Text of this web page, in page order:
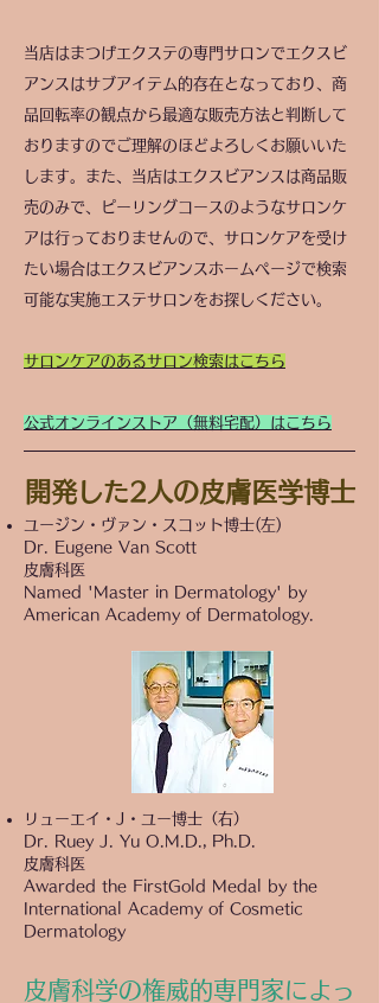
当店はまつげエクステの専門サロンでエクスビ
アンスはサブアイテム的存在となっており、商
品回転率の観点から最適な販売方法と判断して
おりますのでご理解のほどよろしくお願いいた
します。また、当店はエクスビアンスは商品販
売のみで、ピーリングコースのようなサロンケ
アは行っておりませんので、サロンケアを受け
たい場合はエクスビアンスホームページで検索
可能な実施エステサロンをお探しください。
​サロンケアのあるサロン検索はこちら
公式オンラインストア（無料宅配）はこちら
開発した2人の皮膚医学博士
ユージン・ヴァン・スコット博士(左)
Dr. Eugene Van Scott
皮膚科医
Named 'Master in Dermatology' by
American Academy of Dermatology.
リューエイ・J・ユー博士（右）
Dr. Ruey J. Yu O.M.D., Ph.D.
皮膚科医
Awarded the FirstGold Medal by the
International Academy of Cosmetic
Dermatology
皮膚科学の権威的専門家によっ